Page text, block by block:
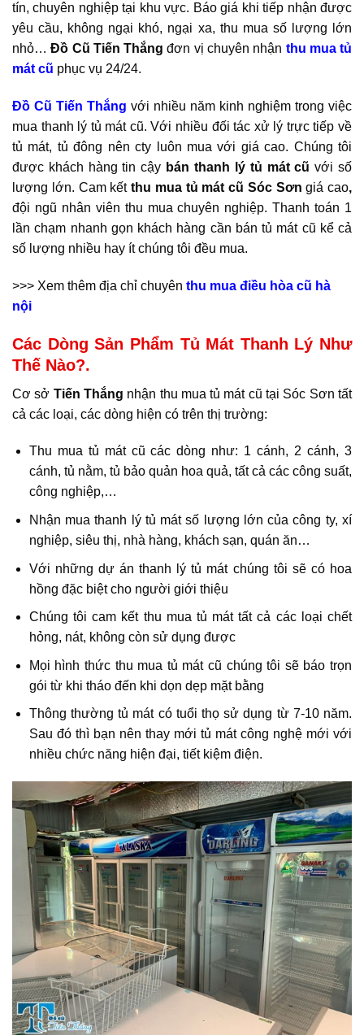
tín, chuyên nghiệp tại khu vực. Báo giá khi tiếp nhận được
yêu cầu, không ngại khó, ngại xa, thu mua số lượng lớn
nhỏ…Đồ Cũ Tiến Thắng đơn vị chuyên nhận thu mua tủ
mát cũ phục vụ 24/24.
Đồ Cũ Tiến Thắng với nhiều năm kinh nghiệm trong việc
mua thanh lý tủ mát cũ. Với nhiều đối tác xử lý trực tiếp về
tủ mát, tủ đông nên cty luôn mua với giá cao. Chúng tôi
được khách hàng tin cậy bán thanh lý tủ mát cũvới số
lượng lớn. Cam kết thu mua tủ mát cũ Sóc Sơngiá cao,
đội ngũ nhân viên thu mua chuyên nghiệp. Thanh toán 1
lần chạm nhanh gọn khách hàng cần bán tủ mát cũ kể cả
số lượng nhiều hay ít chúng tôi đều mua.
>>> Xem thêm địa chỉ chuyên thu mua điều hòa cũ hà
nội
Các Dòng Sản Phẩm Tủ Mát Thanh Lý Như
Thế Nào?.
Cơ sở Tiến Thắng nhận thu mua tủ mát cũ tại Sóc Sơn tất
cả các loại, các dòng hiện có trên thị trường:
Thu mua tủ mát cũ các dòng như: 1 cánh, 2 cánh, 3
cánh, tủ nằm, tủ bảo quản hoa quả, tất cả các công suất,
công nghiệp,…
Nhận mua thanh lý tủ mát số lượng lớn của công ty, xí
nghiệp, siêu thị, nhà hàng, khách sạn, quán ăn…
Với những dự án thanh lý tủ mát chúng tôi sẽ có hoa
hồng đặc biệt cho người giới thiệu
Chúng tôi cam kết thu mua tủ mát tất cả các loại chết
hỏng, nát, không còn sử dụng được
Mọi hình thức thu mua tủ mát cũ chúng tôi sẽ báo trọn
gói từ khi tháo đến khi dọn dẹp mặt bằng
Thông thường tủ mát có tuổi thọ sử dụng từ 7-10 năm.
Sau đó thì bạn nên thay mới tủ mát công nghệ mới với
nhiều chức năng hiện đại, tiết kiệm điện.